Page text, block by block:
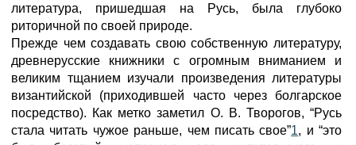
литература, пришедшая на Русь, была глубоко
риторичной по своей природе.
Прежде чем создавать свою собственную литературу,
древнерусские книжники с огромным вниманием и
великим тщанием изучали произведения литературы
византийской (приходившей часто через болгарское
посредство). Как метко заметил О. В. Творогов, “Русь
стала читать чужое раньше, чем писать свое”1, и “это